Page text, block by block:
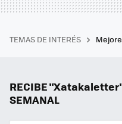
TEMAS DE INTERÉS
RECIBE
SEMANAL